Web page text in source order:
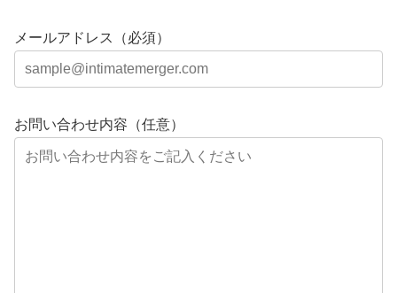
メールアドレス（必須）
お問い合わせ内容（任意）